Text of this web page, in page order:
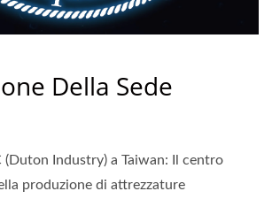
Della Sede
(Duton Industry) a Taiwan: Il centro
produzione di attrezzature